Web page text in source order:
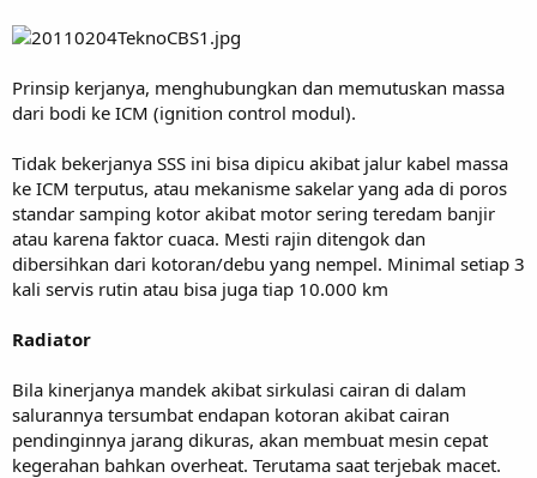
Prinsip kerjanya, menghubungkan dan memutuskan massa
dari bodi ke ICM (ignition control modul).
Tidak bekerjanya SSS ini bisa dipicu akibat jalur kabel massa
ke ICM terputus, atau mekanisme sakelar yang ada di poros
standar samping kotor akibat motor sering teredam banjir
atau karena faktor cuaca. Mesti rajin ditengok dan
dibersihkan dari kotoran/debu yang nempel. Minimal setiap 3
kali servis rutin atau bisa juga tiap 10.000 km
Radiator
Bila kinerjanya mandek akibat sirkulasi cairan di dalam
salurannya tersumbat endapan kotoran akibat cairan
pendinginnya jarang dikuras, akan membuat mesin cepat
kegerahan bahkan overheat. Terutama saat terjebak macet.